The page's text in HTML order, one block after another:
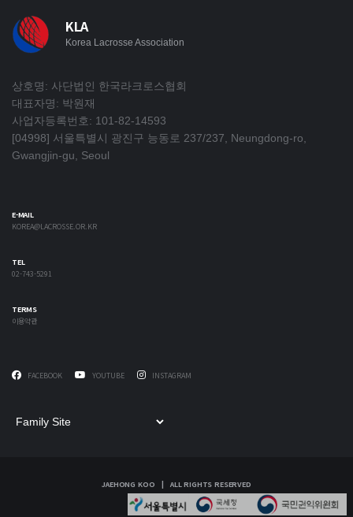
KLA
Korea Lacrosse Association
상호명: 사단법인 한국라크로스협회
대표자명: 박원재
사업자등록번호: 101-82-14593
[04998] 서울특별시 광진구 능동로 237/237, Neungdong-ro,
Gwangjin-gu, Seoul
E-MAIL
KOREA@LACROSSE.OR.KR
TEL
02-743-5291
TERMS
이용약관
FACEBOOK YOUTUBE INSTAGRAM
JAEHONG KOO | ALL RIGHTS RESERVED